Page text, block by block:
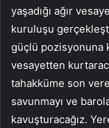
yaşadığı ağır
kuruluşu
güçlü pozisyonuna
vesayetten
tahakküme son
savunmayı ve
kavuşturacağız.